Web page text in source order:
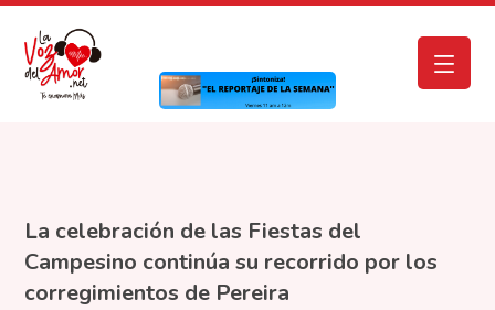
La celebración de las Fiestas del
Campesino continúa su recorrido por los
corregimientos de Pereira